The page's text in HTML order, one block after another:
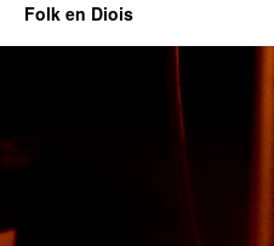
Folk en Diois